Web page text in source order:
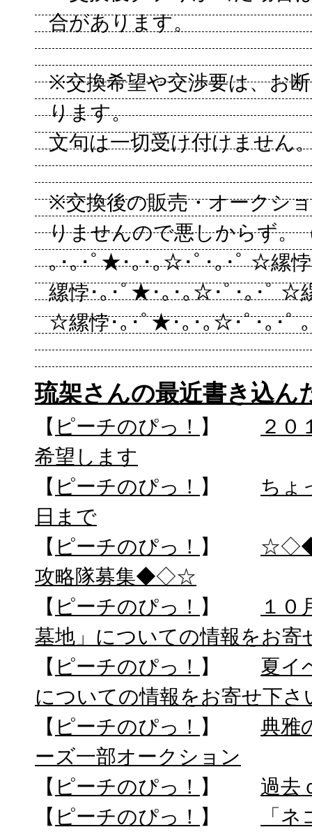
合があります。
※交換希望や交渉要は、お
ります。
文句は一切受け付けません
※交換後の販売・オークシ
りませんので悪しからず。
｡･｡･ﾟ★･｡･｡☆･ﾟ･｡･ﾟ ☆縲
縲悖･｡･ﾟ★･｡･｡☆･ﾟ･｡･ﾟ ☆
☆縲悖･｡･ﾟ★･｡･｡☆･ﾟ･｡･ﾟ
琉架さんの最近書き込ん
【 ピーチのぴっ！ 】
２０
希望します
【 ピーチのぴっ！ 】 ちょ
日まで
【 ピーチのぴっ！ 】 ☆◇◆
攻略隊募集◆◇☆
【 ピーチのぴっ！ 】
１０
墓地」についての情報をお寄
【 ピーチのぴっ！ 】 夏イ
についての情報をお寄せ下さ
【 ピーチのぴっ！ 】 典雅
ーズ一部オークション
【 ピーチのぴっ！ 】 過去
【 ピーチのぴっ！ 】
「